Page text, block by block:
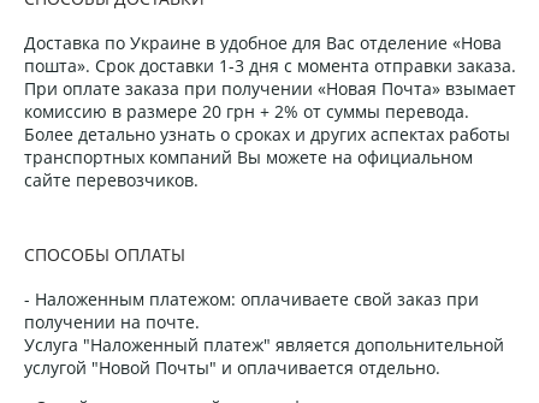
Доставка по Украине в удобное для Вас отделение «Нова
пошта». Срок доставки 1-3 дня с момента отправки заказа.
При оплате заказа при получении «Новая Почта» взымает
комиссию в размере 20 грн + 2% от суммы перевода.
Более детально узнать о сроках и других аспектах работы
транспортных компаний Вы можете на официальном
сайте перевозчиков.
СПОСОБЫ ОПЛАТЫ
- Наложенным платежом: оплачиваете свой заказ при
получении на почте.
Услуга "Наложенный платеж" является допольнительной
услугой "Новой Почты" и оплачивается отдельно.